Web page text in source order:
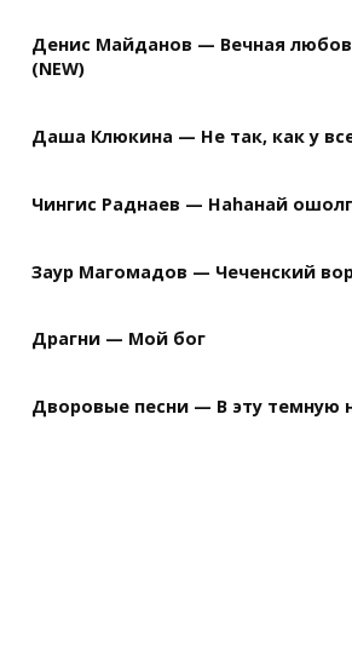
Денис Майданов — Вечная
(NEW)
Даша Клюкина — Не так, как у
Чингис Раднаев — Наhанай
Заур Магомадов — Чеченский
Драгни — Мой бог
Дворовые песни — В эту темную